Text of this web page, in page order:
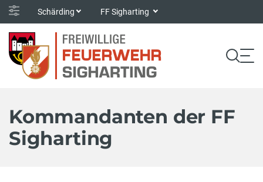
Schärding FF Sigharting
Kommandanten der FF
Sigharting